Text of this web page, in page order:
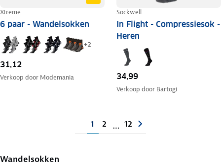
Xtreme
6 paar - Wandelsokken
+2
31,12
Verkoop door Modemania
Sockwell
In Flight - Compressiesok -
Heren
34,99
Verkoop door Bartogi
1 2 … 12
Wandelsokken